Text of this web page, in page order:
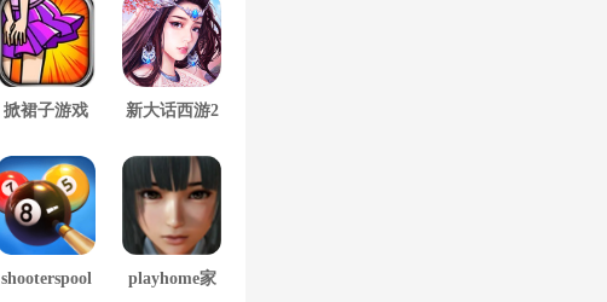
掀裙子游戏 新大话西游2
shooterspool playhome家